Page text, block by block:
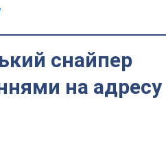
снайпер
на адресу